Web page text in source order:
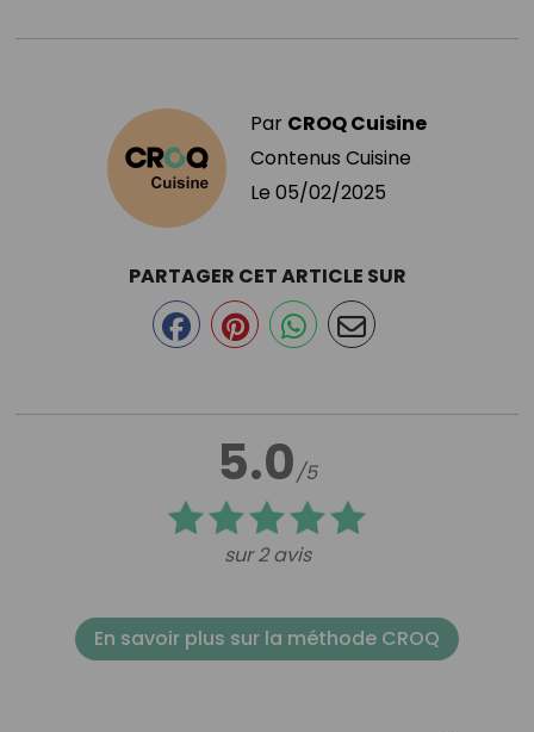
Par CROQ Cuisine
Contenus Cuisine
Le 05/02/2025
5.0/5
sur 2 avis
PARTAGER CET ARTICLE SUR
En savoir plus sur la méthode CROQ